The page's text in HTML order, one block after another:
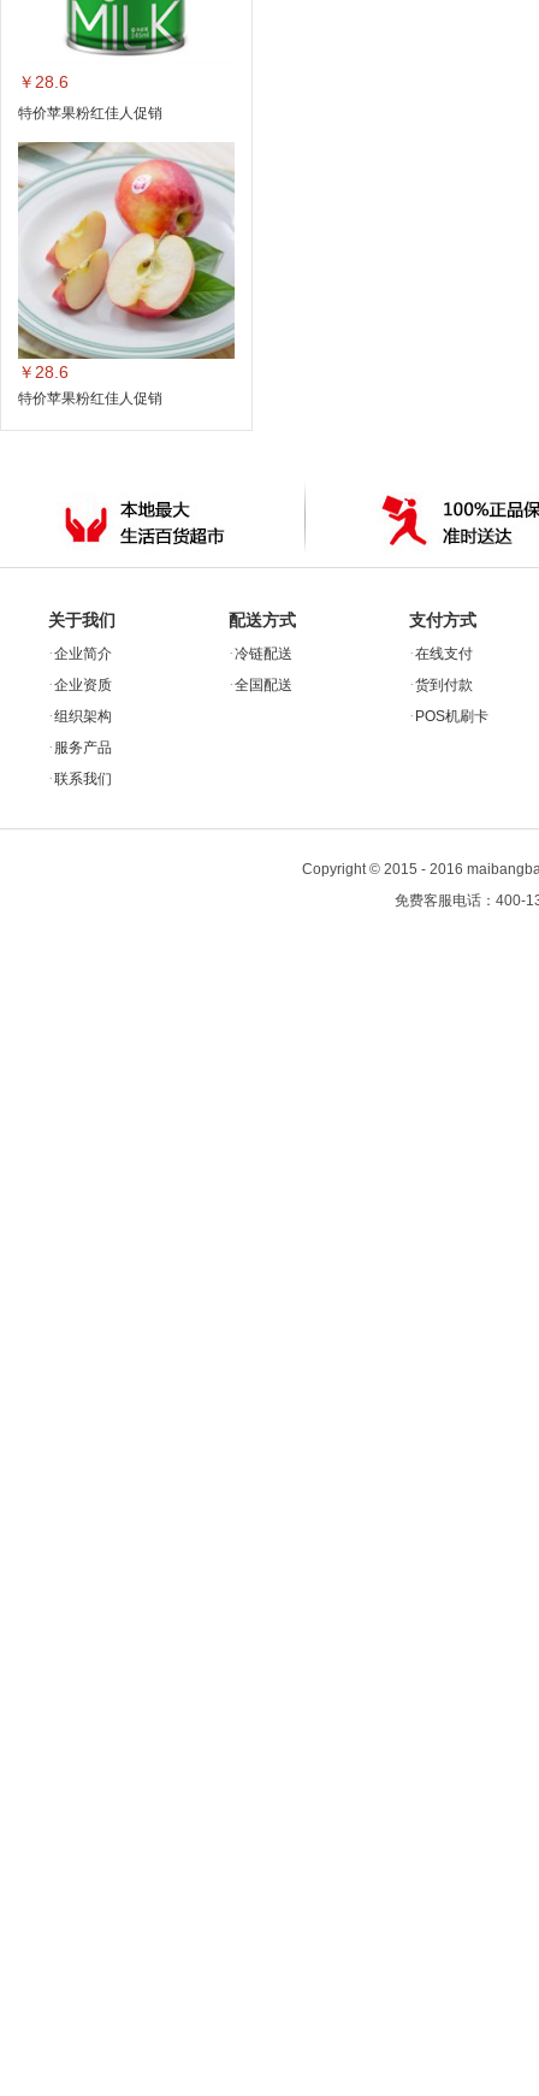
￥28.6
特价苹果粉红佳人促销
￥28.6
特价苹果粉红佳人促销
关于我们
·企业简介
·企业资质
·组织架构
· 服务产品
·联系我们
配送方式
·冷链配送
·全国配送
支付方式
·在线支付
·货到付款
· POS机刷卡
Copyright© 2015 - 2016
免费客服电话：400-